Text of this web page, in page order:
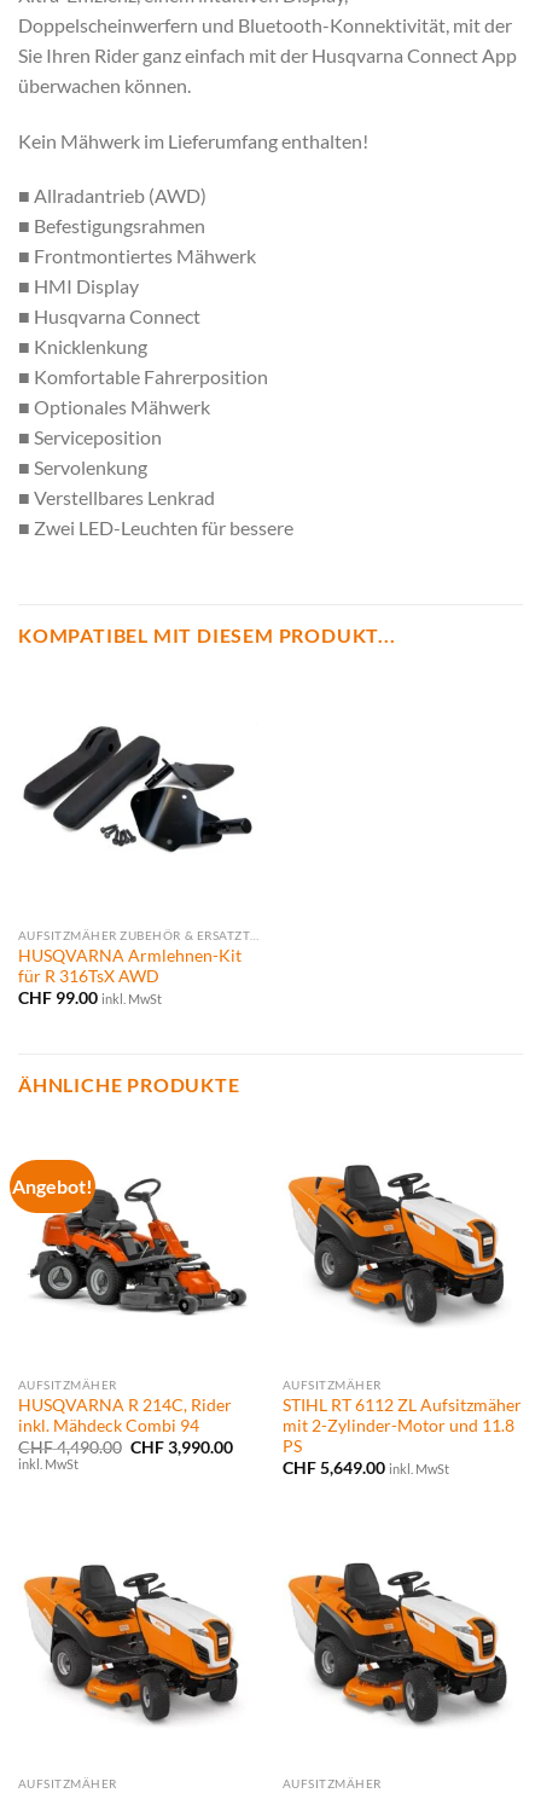
Doppelscheinwerfern und Bluetooth-Konnektivität, mit der
Sie Ihren Rider ganz einfach mit der Husqvarna Connect App
überwachen können.
Kein Mähwerk im Lieferumfang enthalten!
■ Allradantrieb (AWD)
■ Befestigungsrahmen
■ Frontmontiertes Mähwerk
■ HMI Display
■ Husqvarna Connect
■ Knicklenkung
■ Komfortable Fahrerposition
■ Optionales Mähwerk
■ Serviceposition
■ Servolenkung
■ Verstellbares Lenkrad
■ Zwei LED-Leuchten für bessere
KOMPATIBEL MIT DIESEM PRODUKT...
HUSQVARNA Armlehnen-Kit
für R 316TsX AWD
CHF99.00 inkl. MwSt
ÄHNLICHE PRODUKTE
Angebot!
AUFSITZMÄHER
HUSQVARNA R 214C, Rider
inkl. Mähdeck Combi 94
CHF4,490.00 Ursprünglicher
CHF3,990.00Aktueller
inkl. MwSt
AUFSITZMÄHER
STIHL RT 6112 ZL Aufsitzmäher
mit 2-Zylinder-Motor und 11.8
PS
CHF5,649.00 inkl. MwSt
AUFSITZMÄHER AUFSITZMÄHER